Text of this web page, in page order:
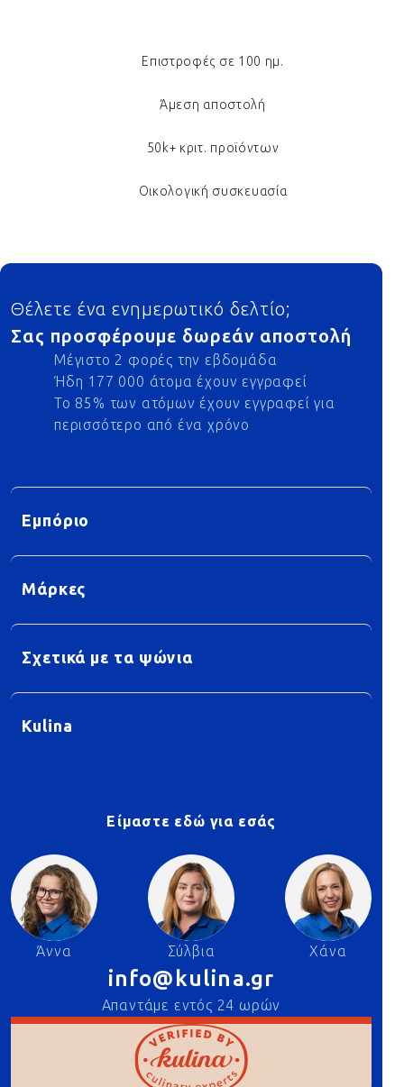
Επιστροφές σε 100 ημ.
Άμεση αποστολή
50k+ κριτ. προϊόντων
Οικολογική συσκευασία
Footer
Θέλετε ένα ενημερωτικό δελτίο;
Σας προσφέρουμε δωρεάν αποστολή
Μέγιστο 2 φορές την εβδομάδα
Ήδη 177 000 άτομα έχουν εγγραφεί
Το 85% των ατόμων έχουν εγγραφεί για
περισσότερο από ένα χρόνο
Εμπόριο
Μάρκες
Σχετικά με τα ψώνια
Kulina
Είμαστε εδώ για εσάς
Άννα Σύλβια Χάνα
info@kulina.gr
Απαντάμε εντός 24 ωρών